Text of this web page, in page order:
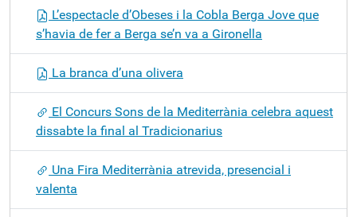
L’espectacle d’Obeses i la Cobla Berga Jove que
s’havia de fer a Berga se’n va a Gironella
La branca d’una olivera
El Concurs Sons de la Mediterrània celebra aquest
dissabte la final al Tradicionarius
Una Fira Mediterrània atrevida, presencial i
valenta